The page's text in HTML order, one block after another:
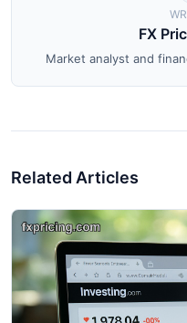
FX
Market analyst and
Related Articles